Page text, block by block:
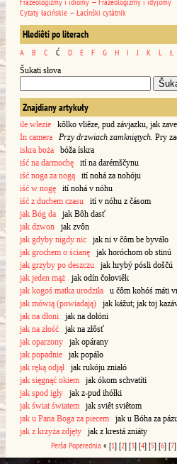
Cytaty łacińskie — Łacínśki cytátnik
Hlediêti po literach
A B C Ć D E F G H I J K L Ł
Šukati słova
Znajdiany artykuły
ile wlezie kôlko vliêze, pud závjazku, jak
In camera
Przy drzwiach zamkniętych. Pry
iskra boża bóža ískra
iść na darmochę ití na darémščynu
iść noga za nogą ití nohá za nohóju
iść w nogę ití nohá v nóhu
iść z duchem czasu ití v nóhu z čásom
jak Bóg da jak Bôh dasť
jak dzwon jak zvôn
jak gdyby nigdy nic jak ni v čôm be byváło
jak grochem o ścianę jak horóchom ob stinú
jak grzyby po deszczu jak hrybý pósli doščú
jak jeden mąż jak odín čołoviêk
jak kogoś matka urodziła u čôm kohóś máti
jak mówią (powiadają) jak kážut; jak toj
jak na dłoni jak na dołóni
jak na złość jak na złôsť
jak oparzony jak opárany
jak popadnie jak popáło
jak ręką odjąłjak rukóju zniałó
jak sięgnąć okiem jak ókom schvatíti
jak spod igły jak z-pud ihółki
jak świat światem jak sviêt sviêtom
jak u Pana Boga za piecem jak u Bóha za
jak z krzyża zdjęty jak z krestá zniáty
Perša Poperednia « [1] [2] [3] [4] [5] [6] [7]